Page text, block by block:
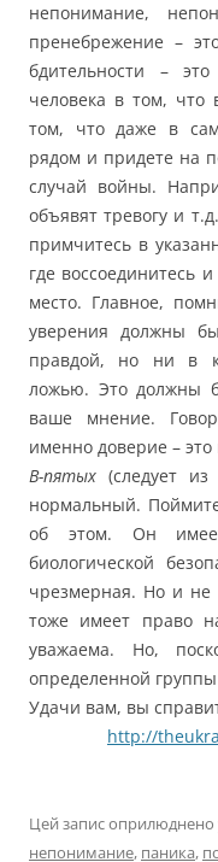
непонимание,
пренебрежение –
бдительности –
человека в том, что
том, что даже в
рядом и придете на
случай войны.
объявят тревогу и
примчитесь в
где воссоединитесь
место. Главное,
уверения должны
правдой, но ни в
ложью. Это должны
ваше мнение.
именно доверие – это
В-пятых (следует
нормальный.
об этом. Он
биологической
чрезмерная. Но и не
тоже имеет право
уважаема. Но,
определенной
Удачи вам, вы
http://
Цей запис оприлюднено
непонимание, паника,